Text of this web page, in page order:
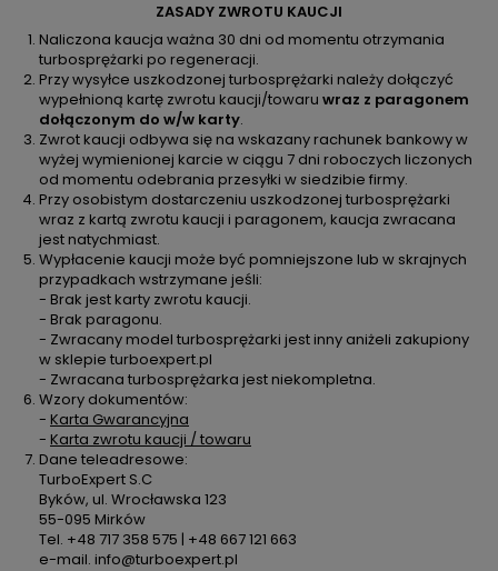
ZASADY ZWROTU KAUCJI
Naliczona kaucja ważna 30 dni od momentu otrzymania
turbosprężarki po regeneracji.
Przy wysyłce uszkodzonej turbosprężarki należy dołączyć
wypełnioną kartę zwrotu kaucji/towaru wraz z paragonem
dołączonym do w/w karty.
Zwrot kaucji odbywa się na wskazany rachunek bankowy w
wyżej wymienionej karcie w ciągu 7 dni roboczych liczonych
od momentu odebrania przesyłki w siedzibie firmy.
Przy osobistym dostarczeniu uszkodzonej turbosprężarki
wraz z kartą zwrotu kaucji i paragonem, kaucja zwracana
jest natychmiast.
Wypłacenie kaucji może być pomniejszone lub w skrajnych
przypadkach wstrzymane jeśli:
- Brak jest karty zwrotu kaucji.
- Brak paragonu.
- Zwracany model turbosprężarki jest inny aniżeli zakupiony
w sklepie turboexpert.pl
- Zwracana turbosprężarka jest niekompletna.
Wzory dokumentów:
- Karta Gwarancyjna
- Karta zwrotu kaucji / towaru
Dane teleadresowe:
TurboExpert S.C
Byków, ul. Wrocławska 123
55-095 Mirków
Tel. +48 717 358 575 | +48 667 121 663
e-mail. info@turboexpert.pl